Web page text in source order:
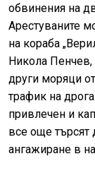
обвинения на
Арестуваните
на кораба
Никола Пенчев,
други моряци
трафик на
привлечен и
все още търсят
ангажиране в